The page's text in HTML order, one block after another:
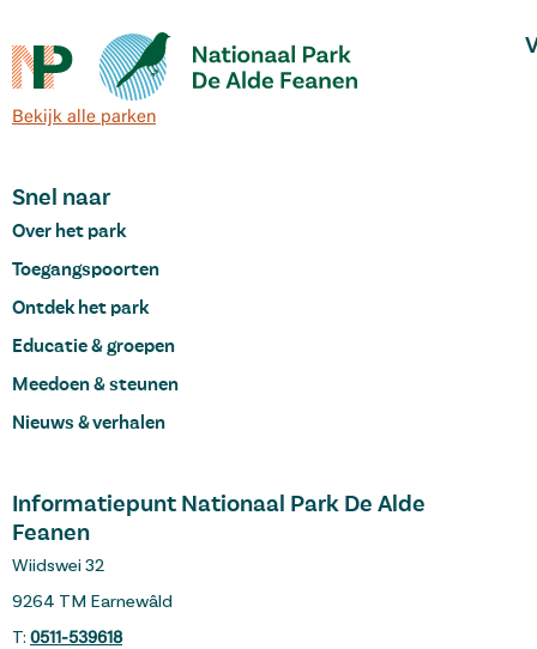
Bekijk alle parken
Snel naar
Over het park
Toegangspoorten
Ontdek het park
Educatie & groepen
Meedoen & steunen
Nieuws & verhalen
Informatiepunt Nationaal Park De Alde
Feanen
Wiidswei 32
9264 TM Earnewâld
T: 0511-539618